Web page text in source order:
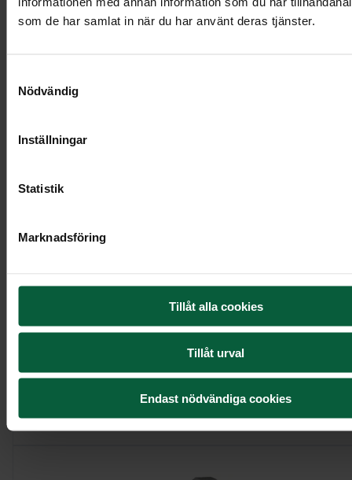
som de har samlat in när du har använt deras tjänster.
Nödvändig
Inställningar
Statistik
Marknadsföring
Tillåt alla cookies
Tillåt urval
Endast nödvändiga cookies
Urndekoration - Rosenberså
1 995 kr